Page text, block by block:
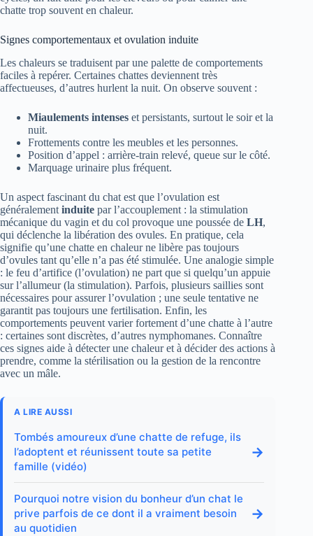
chatte trop souvent en chaleur.
Signes comportementaux et ovulation induite
Les chaleurs se traduisent par une palette de comportements
faciles à repérer. Certaines chattes deviennent très
affectueuses, d’autres hurlent la nuit. On observe souvent :
Miaulements intenses et persistants, surtout le soir et la
nuit.
Frottements contre les meubles et les personnes.
Position d’appel : arrière-train relevé, queue sur le côté.
Marquage urinaire plus fréquent.
Un aspect fascinant du chat est que l’ovulation est
généralement induite par l’accouplement : la stimulation
mécanique du vagin et du col provoque une poussée de LH,
qui déclenche la libération des ovules. En pratique, cela
signifie qu’une chatte en chaleur ne libère pas toujours
d’ovules tant qu’elle n’a pas été stimulée. Une analogie simple
: le feu d’artifice (l’ovulation) ne part que si quelqu’un appuie
sur l’allumeur (la stimulation). Parfois, plusieurs saillies sont
nécessaires pour assurer l’ovulation ; une seule tentative ne
garantit pas toujours une fertilisation. Enfin, les
comportements peuvent varier fortement d’une chatte à l’autre
: certaines sont discrètes, d’autres nymphomanes. Connaître
ces signes aide à détecter une chaleur et à décider des actions à
prendre, comme la stérilisation ou la gestion de la rencontre
avec un mâle.
A LIRE AUSSI
Tombés amoureux d’une chatte de refuge, ils
l’adoptent et réunissent toute sa petite
famille (vidéo)
→
Pourquoi notre vision du bonheur d’un chat le
prive parfois de ce dont il a vraiment besoin
au quotidien
→